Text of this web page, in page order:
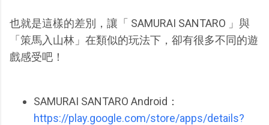
也就是這樣的差別，讓「 SAMURAI SANTARO 」與
「策馬入山林」在類似的玩法下，卻有很多不同的遊
戲感受吧！
SAMURAI SANTARO Android：
https://play.google.com/store/apps/details?